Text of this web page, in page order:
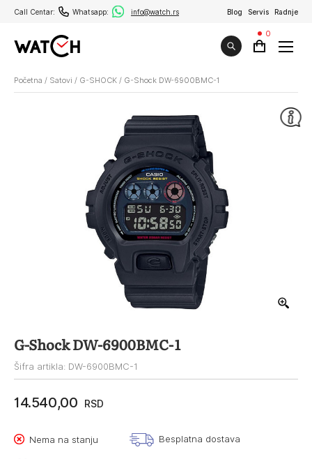
Call Centar: Whatsapp: info@watch.rs Blog Servis Radnje
0
Početna / Satovi / G-SHOCK / G-Shock DW-6900BMC-1
G-Shock DW-6900BMC-1
Šifra artikla: DW-6900BMC-1
14.540,00 RSD
Nema na stanju Besplatna dostava